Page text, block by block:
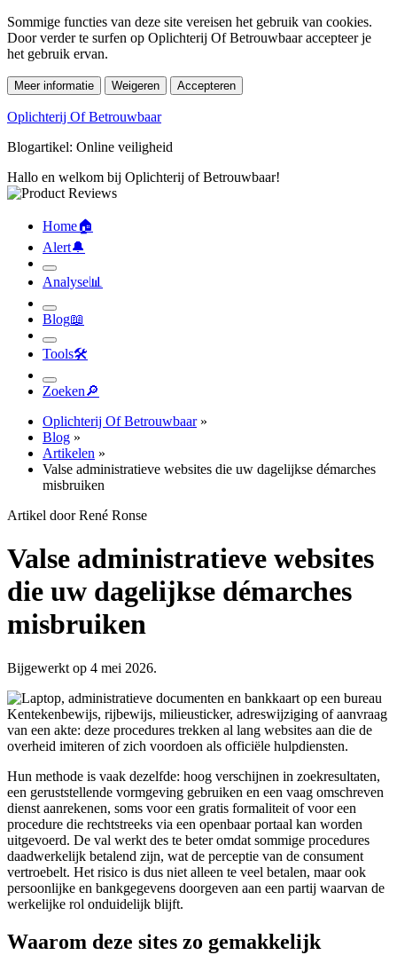
Sommige functies van deze site vereisen het gebruik van cookies.
Door verder te surfen op Oplichterij Of Betrouwbaar accepteer je
het gebruik ervan.
Meer informatie Weigeren Accepteren
Oplichterij Of Betrouwbaar
Blogartikel: Online veiligheid
Hallo en welkom bij Oplichterij of Betrouwbaar!
Home🏠︎
Alert🔔︎
Analyse📊︎
Blog📖︎
Tools🛠︎
Zoeken🔎︎
Oplichterij Of Betrouwbaar»
Blog »
Artikelen »
Valse administratieve websites die uw dagelijkse démarches
misbruiken
Artikel door René Ronse
Valse administratieve websites
die uw dagelijkse démarches
misbruiken
Bijgewerkt op 4 mei 2026.
Kentekenbewijs, rijbewijs, milieusticker, adreswijziging of aanvraag
van een akte: deze procedures trekken al lang websites aan die de
overheid imiteren of zich voordoen als officiële hulpdiensten.
Hun methode is vaak dezelfde: hoog verschijnen in zoekresultaten,
een geruststellende vormgeving gebruiken en een vaag omschreven
dienst aanrekenen, soms voor een gratis formaliteit of voor een
procedure die rechtstreeks via een openbaar portaal kan worden
uitgevoerd. De val werkt des te beter omdat sommige procedures
daadwerkelijk betalend zijn, wat de perceptie van de consument
vertroebelt. Het risico is dus niet alleen te veel betalen, maar ook
persoonlijke en bankgegevens doorgeven aan een partij waarvan de
werkelijke rol onduidelijk blijft.
Waarom deze sites zo gemakkelijk